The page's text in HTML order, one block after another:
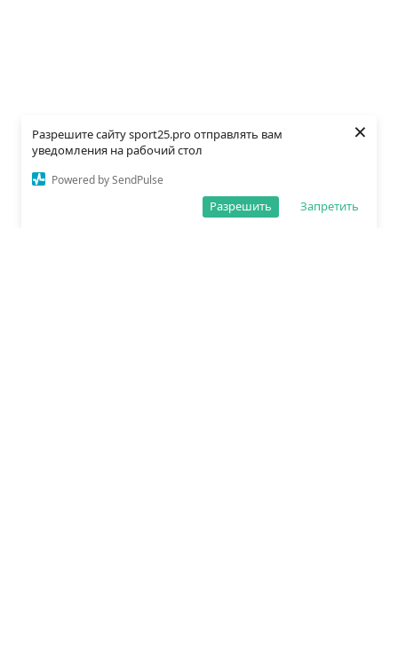
Разрешите сайту sport25.pro отправлять вам
уведомления на рабочий стол
Powered by SendPulse
Запретить
Разрешить
×